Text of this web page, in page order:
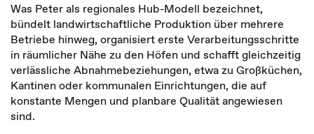
Was Peter als regionales Hub-Modell bezeichnet,
bündelt landwirtschaftliche Produktion über mehrere
Betriebe hinweg, organisiert erste Verarbeitungsschritte
in räumlicher Nähe zu den Höfen und schafft gleichzeitig
verlässliche Abnahmebeziehungen, etwa zu Großküchen,
Kantinen oder kommunalen Einrichtungen, die auf
konstante Mengen und planbare Qualität angewiesen
sind.